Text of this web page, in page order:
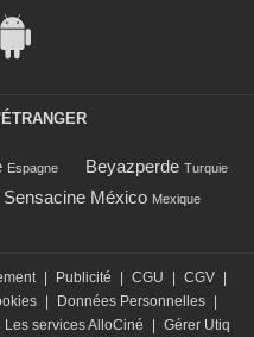
Espagne Beyazperde Turquie
Sensacine México Mexique
Publicité CGU CGV
Données Personnelles
Les services AlloCiné Gérer Utiq